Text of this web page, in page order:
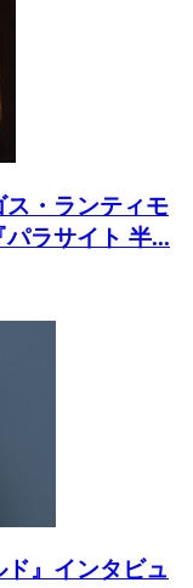
ス・ランティモ
ラサイト 半...
』インタビュ